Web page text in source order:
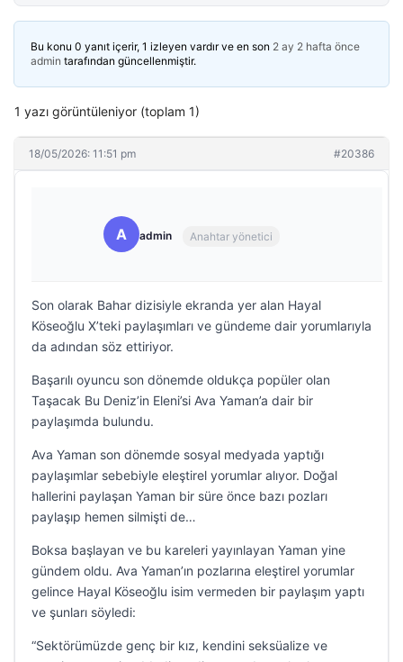
Bu konu 0 yanıt içerir, 1 izleyen vardır ve en son 2 ay 2 hafta önce
admin tarafından güncellenmiştir.
1 yazı görüntüleniyor (toplam 1)
18/05/2026: 11:51 pm #20386
A admin Anahtar yönetici
Son olarak Bahar dizisiyle ekranda yer alan Hayal
Köseoğlu X’teki paylaşımları ve gündeme dair yorumlarıyla
da adından söz ettiriyor.
Başarılı oyuncu son dönemde oldukça popüler olan
Taşacak Bu Deniz’in Eleni’si Ava Yaman’a dair bir
paylaşımda bulundu.
Ava Yaman son dönemde sosyal medyada yaptığı
paylaşımlar sebebiyle eleştirel yorumlar alıyor. Doğal
hallerini paylaşan Yaman bir süre önce bazı pozları
paylaşıp hemen silmişti de…
Boksa başlayan ve bu kareleri yayınlayan Yaman yine
gündem oldu. Ava Yaman’ın pozlarına eleştirel yorumlar
gelince Hayal Köseoğlu isim vermeden bir paylaşım yaptı
ve şunları söyledi:
“Sektörümüzde genç bir kız, kendini seksüalize ve